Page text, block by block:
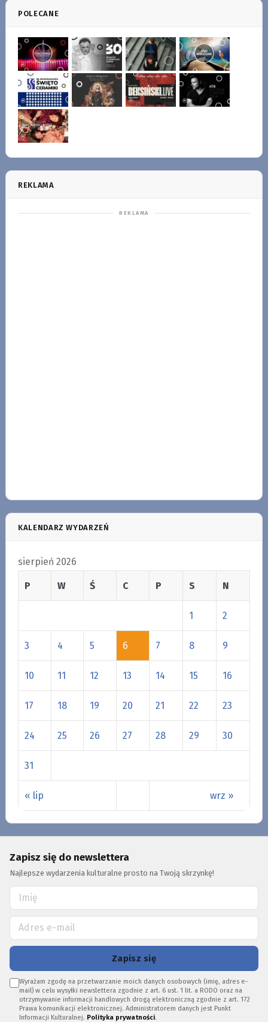
POLECANE
REKLAMA
KALENDARZ WYDARZEŃ
sierpień 2026
P W Ś C P S N
« lip wrz »
1 2
3 4 5 6 7 8 9
10 11 12 13 14 15 16
17 18 19 20 21 22 23
24 25 26 27 28 29 30
31
Zapisz się do newslettera
Najlepsze wydarzenia kulturalne prosto na Twoją skrzynkę!
Zapisz się
Wyrażam zgodę na przetwarzanie moich danych osobowych (imię, adres e-
mail) w celu wysyłki newslettera zgodnie z art. 6 ust. 1 lit. a RODO oraz na
otrzymywanie informacji handlowych drogą elektroniczną zgodnie z art. 172
Prawa komunikacji elektronicznej. Administratorem danych jest Punkt
Informacji Kulturalnej. Polityka prywatności.